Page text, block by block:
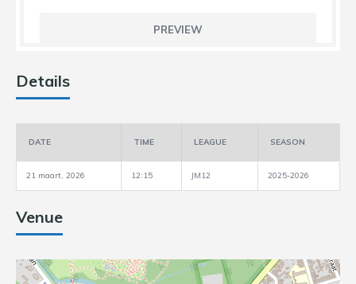
PREVIEW
Details
DATE TIME LEAGUE SEASON
21 maart, 2026 12:15 JM12 2025-2026
Venue